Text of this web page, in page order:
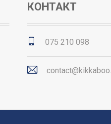
КОНТАКТ
075 210 098